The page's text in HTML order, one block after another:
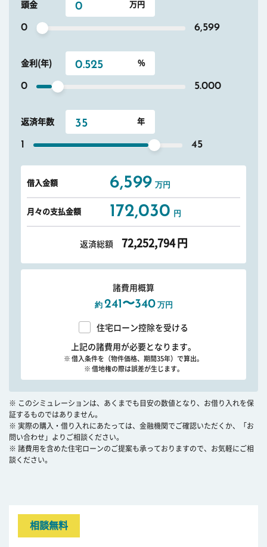
頭金
0 6,599
金利(年)
0 5.000
返済年数
1 45
借入金額 6,599 万円
月々の支払金額 172,030 円
返済総額 72,252,794 円
諸費用概算
約 241〜340 万円
住宅ローン控除を受ける
上記の諸費用が必要となります。
※ 借入条件を（物件価格、期間35年）で算出。
※ 借地権の際は誤差が生じます。
※ このシミュレーションは、あくまでも目安の数値となり、お借り入れを保
証するものではありません。
※ 実際の購入・借り入れにあたっては、金融機関でご確認いただくか、「お
問い合わせ」よりご相談ください。
※ 諸費用を含めた住宅ローンのご提案も承っておりますので、お気軽にご相
談ください。
相談無料